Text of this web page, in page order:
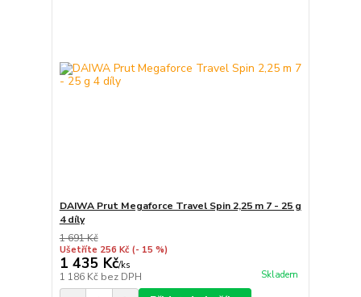
DAIWA Prut Megaforce Travel Spin 2,25 m 7 - 25 g
4 díly
1 691 Kč
Ušetříte 256 Kč (- 15 %)
1 435 Kč/ks
1 186 Kč bez DPH Skladem